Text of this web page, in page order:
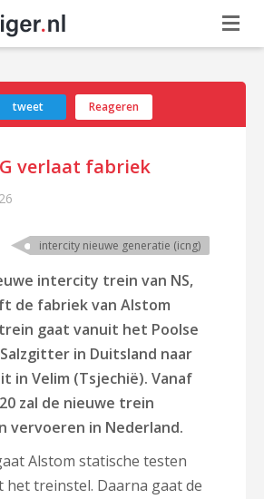
tweet Reageren
verlaat fabriek
intercity nieuwe generatie (icng)
intercity trein van NS,
de fabriek van Alstom
gaat vanuit het Poolse
in Duitsland naar
in Velim (Tsjechië). Vanaf
zal de nieuwe trein
vervoeren in Nederland.
Alstom statische testen
het treinstel. Daarna gaat de